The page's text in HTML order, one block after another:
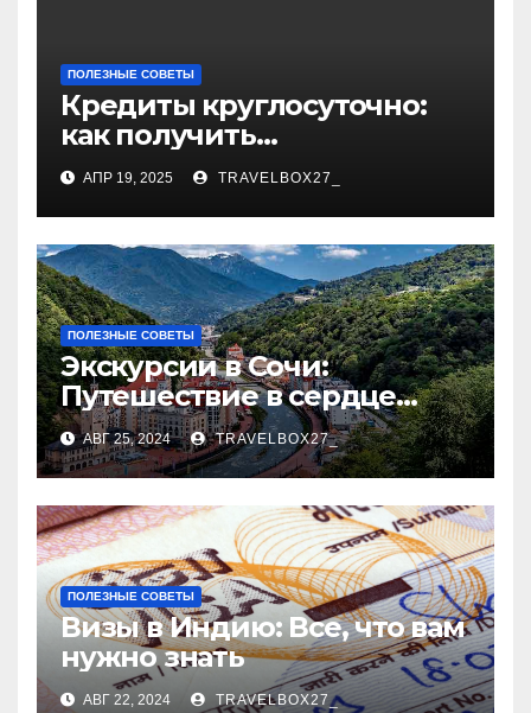
ПОЛЕЗНЫЕ СОВЕТЫ
Кредиты круглосуточно:
как получить
финансирование в любое
время
АПР 19, 2025 TRAVELBOX27_
ПОЛЕЗНЫЕ СОВЕТЫ
Экскурсии в Сочи:
Путешествие в сердце
Черноморского курорта
АВГ 25, 2024 TRAVELBOX27_
ПОЛЕЗНЫЕ СОВЕТЫ
Визы в Индию: Все, что вам
нужно знать
АВГ 22, 2024 TRAVELBOX27_